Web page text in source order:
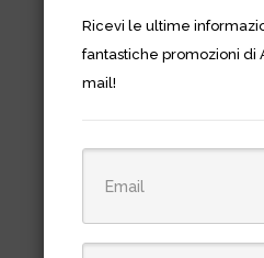
Ricevi le ultime
fantastiche promozioni di
mail!